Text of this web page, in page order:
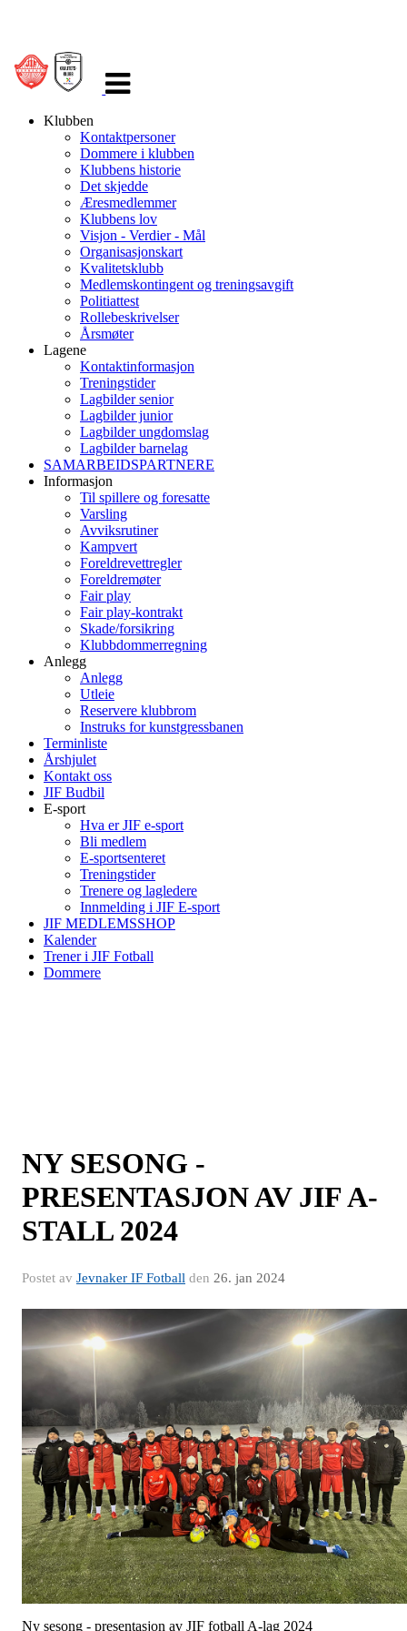
navigasjon
Klubben
Kontaktpersoner
Dommere i klubben
Klubbens historie
Det skjedde
Æresmedlemmer
Klubbens lov
Visjon - Verdier - Mål
Organisasjonskart
Kvalitetsklubb
Medlemskontingent og treningsavgift
Politiattest
Rollebeskrivelser
Årsmøter
Lagene
Kontaktinformasjon
Treningstider
Lagbilder senior
Lagbilder junior
Lagbilder ungdomslag
Lagbilder barnelag
SAMARBEIDSPARTNERE
Informasjon
Til spillere og foresatte
Varsling
Avviksrutiner
Kampvert
Foreldrevettregler
Foreldremøter
Fair play
Fair play-kontrakt
Skade/forsikring
Klubbdommerregning
Anlegg
Anlegg
Utleie
Reservere klubbrom
Instruks for kunstgressbanen
Terminliste
Årshjulet
Kontakt oss
JIF Budbil
E-sport
Hva er JIF e-sport
Bli medlem
E-sportsenteret
Treningstider
Trenere og lagledere
Innmelding i JIF E-sport
JIF MEDLEMSSHOP
Kalender
Trener i JIF Fotball
Dommere
NY SESONG -
PRESENTASJON AV JIF A-
STALL 2024
Postet av Jevnaker IF Fotball den 26. jan 2024
Ny sesong - presentasjon av JIF fotball A-lag 2024